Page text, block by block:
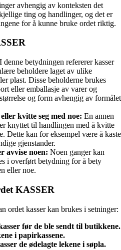
avhengig av konteksten det
ting og handlinger, og det er
for å kunne bruke ordet riktig.
I denne betydningen refererer kasser
beholdere laget av ulike
plast. Disse beholderne brukes
eller emballasje av varer og
og form avhengig av formålet
kvitte seg med noe: En annen
knyttet til handlingen med å kvitte
Dette kan for eksempel være å kaste
gjenstander.
avvise noen: Noen ganger kan
i overført betydning for å bety
eller noe.
KASSER
ordet kasser kan brukes i setninger:
før de ble sendt til butikkene.
i papirkassene.
de ødelagte lekene i søpla.